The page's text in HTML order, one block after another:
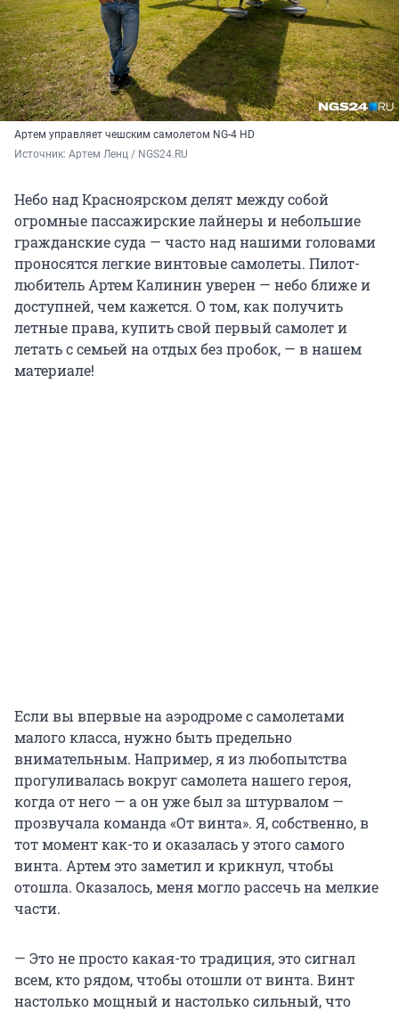
Артем управляет чешским самолетом NG-4 HD
Источник: Артем Ленц / NGS24.RU
Небо над Красноярском делят между собой
огромные пассажирские лайнеры и небольшие
гражданские суда — часто над нашими головами
проносятся легкие винтовые самолеты. Пилот-
любитель Артем Калинин уверен — небо ближе и
доступней, чем кажется. О том, как получить
летные права, купить свой первый самолет и
летать с семьей на отдых без пробок, — в нашем
материале!
Если вы впервые на аэродроме с самолетами
малого класса, нужно быть предельно
внимательным. Например, я из любопытства
прогуливалась вокруг самолета нашего героя,
когда от него — а он уже был за штурвалом —
прозвучала команда «От винта». Я, собственно, в
тот момент как-то и оказалась у этого самого
винта. Артем это заметил и крикнул, чтобы
отошла. Оказалось, меня могло рассечь на мелкие
части.
— Это не просто какая-то традиция, это сигнал
всем, кто рядом, чтобы отошли от винта. Винт
настолько мощный и настолько сильный, что